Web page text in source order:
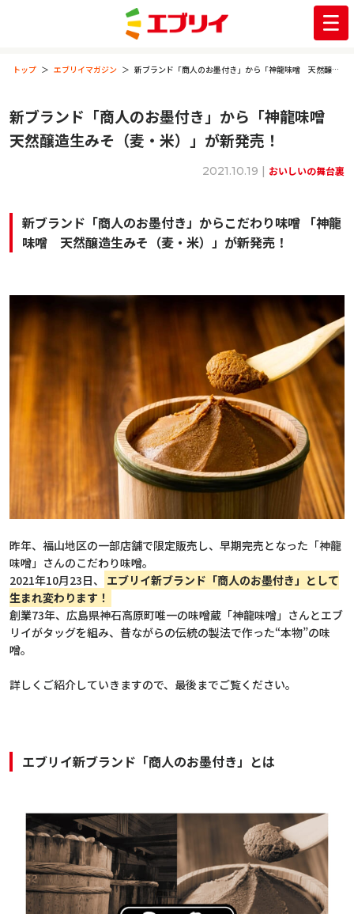
トップ エブリイマガジン 新ブランド「商人のお墨付き」から「神龍味噌 天然醸造生みそ（麦・米）」が新発売！
新ブランド「商人のお墨付き」から「神龍味噌
天然醸造生みそ（麦・米）」が新発売！
2021.10.19 | おいしいの舞台裏
新ブランド「商人のお墨付き」からこだわり味噌 「神龍
味噌 天然醸造生みそ（麦・米）」が新発売！
昨年、福山地区の一部店舗で限定販売し、早期完売となった「神龍
味噌」さんのこだわり味噌。
2021年10月23日、
エブリイ新ブランド「商人のお墨付き」として
生まれ変わります！
創業73年、広島県神石高原町唯一の味噌蔵「神龍味噌」さんとエブ
リイがタッグを組み、昔ながらの伝統の製法で作った“本物”の味
噌。
詳しくご紹介していきますので、最後までご覧ください。
エブリイ新ブランド「商人のお墨付き」とは